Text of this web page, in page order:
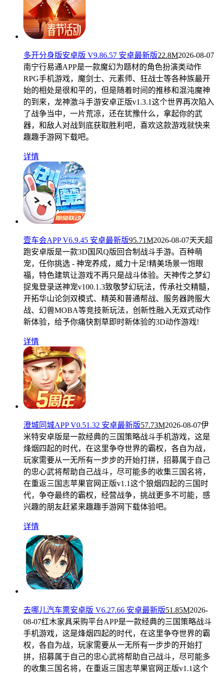
多开分身版安卓版 V9.86.57 安卓最新版22.8M2026-08-07
南宁行易通APP是一款魔幻为题材的角色扮演类动作
RPG手机游戏，魔剑士、元素师、狂战士等各种族最开
始的相处是很和平的，但是随着时间的推移和混沌魔神
的到来，龙神激斗手游安卓正版v1.3.1这个世界再次陷入
了战争当中，一片荒凉，还在犹豫什么，拿起你的武
器，和敌人对战到底获取胜利吧，喜欢这款游戏就快来
趣趣手游网下载吧。
详情
壹车会APP V6.9.45 安卓最新版95.71M2026-08-07天天超
跑安卓版是一款3D国风Q版回合制战斗手游。百种萌
宠，任你挑选 - 神宠养成，威力十足!精美场景一饱眼
福，特色建筑让游戏不再只是战斗体验。天神传之梦幻
捉鬼登录送神宠v100.1.3致敬梦幻玩法，传承社交精髓，
开拓华山论剑双模式、精英和普通帮战、服务器跨服大
战、幻兽MOBA等竞技新玩法，创新性融入无双式动作
新体验，给予你痛快割草即时新体验的3D动作游戏!
详情
澄城同城APP V0.51.32 安卓最新版57.73M2026-08-07伊
米特安卓版是一款经典的三国策略战斗手机游戏，这是
烽烟四起的时代，在这里争夺世界的霸权，各自为战，
玩家需要从一无所有一步步的开始打拼，招募属于自己
的忠心武将帮助自己战斗，尽可能多的收集三国名将，
在重返三国志苹果官网正版v1.1这个狼烟四起的三国时
代，争夺最终的霸权，经营战争，挑战更多不可能，感
兴趣的朋友赶紧来趣趣手游网下载体验吧。
详情
去哪儿汽车票安卓版 V6.27.66 安卓最新版51.85M2026-
08-07红木家具采购平台APP是一款经典的三国策略战斗
手机游戏，这是烽烟四起的时代，在这里争夺世界的霸
权，各自为战，玩家需要从一无所有一步步的开始打
拼，招募属于自己的忠心武将帮助自己战斗，尽可能多
的收集三国名将，在重返三国志苹果官网正版v1.1这个